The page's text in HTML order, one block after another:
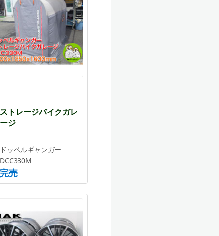
ストレージバイクガレ
ージ
ドッペルギャンガー
DCC330M
完売